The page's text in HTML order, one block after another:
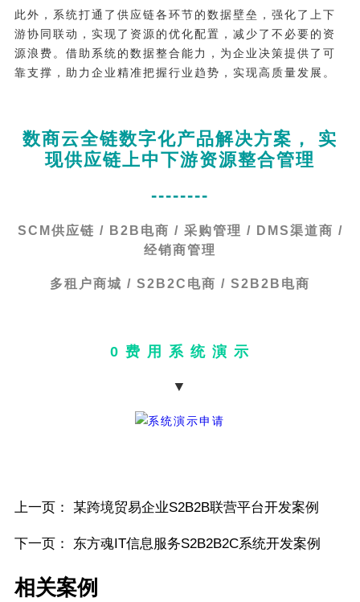
此外，系统打通了供应链各环节的数据壁垒，强化了上下
游协同联动，实现了资源的优化配置，减少了不必要的资
源浪费。借助系统的数据整合能力，为企业决策提供了可
靠支撑，助力企业精准把握行业趋势，实现高质量发展。
数商云全链数字化产品解决方案， 实
现供应链上中下游资源整合管理
--------
SCM供应链 / B2B电商 / 采购管理 / DMS渠道商 /
经销商管理
多租户商城 / S2B2C电商 / S2B2B电商
0 费 用 系 统 演 示
▼
上一页： 某跨境贸易企业S2B2B联营平台开发案例
下一页： 东方魂IT信息服务S2B2B2C系统开发案例
相关案例